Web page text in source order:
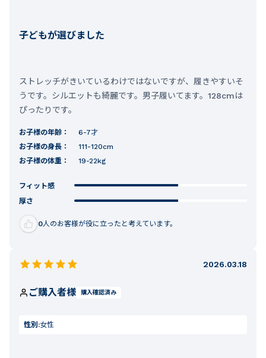
子どもが選びました
ストレッチがきいているわけではないですが、履きやすいそ
うです。シルエットも綺麗です。男子履いてます。128cmは
ぴったりです。
お子様の年齢：
6-7才
お子様の身長：
111-120cm
お子様の体重：
19-22kg
フィット感
厚さ
0人のお客様が役に立ったと考えています。
2026.03.18
ご購入者様 購入確認済み
性別:女性